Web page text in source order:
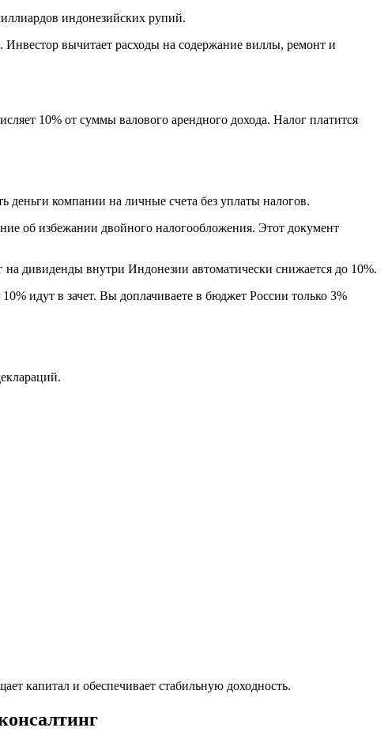
индонезийских рупий.
вычитает расходы на содержание виллы, ремонт и
10% от суммы валового арендного дохода. Налог платится
компании на личные счета без уплаты налогов.
об избежании двойного налогообложения. Этот документ
дивиденды внутри Индонезии автоматически снижается до 10%.
идут в зачет. Вы доплачиваете в бюджет России только 3%
капитал и обеспечивает стабильную доходность.